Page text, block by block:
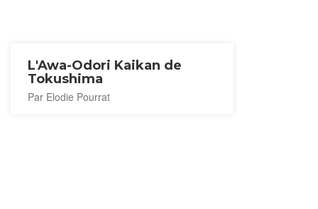
L'Awa-Odori Kaikan de
Tokushima
Par Elodie Pourrat